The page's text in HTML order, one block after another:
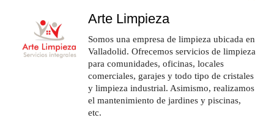
Arte Limpieza
Somos una empresa de limpieza ubicada en
Valladolid. Ofrecemos servicios de limpieza
para comunidades, oficinas, locales
comerciales, garajes y todo tipo de cristales
y limpieza industrial. Asimismo, realizamos
el mantenimiento de jardines y piscinas,
etc.